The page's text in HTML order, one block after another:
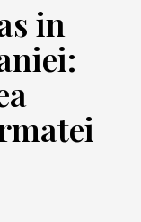
in